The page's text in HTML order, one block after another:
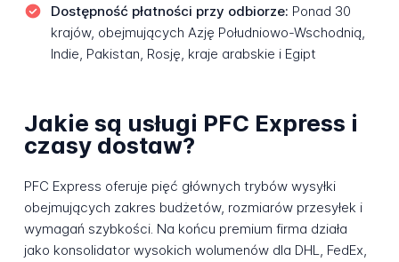
Dostępność płatności przy odbiorze: Ponad 30
krajów, obejmujących Azję Południowo-Wschodnią,
Indie, Pakistan, Rosję, kraje arabskie i Egipt
Jakie są usługi PFC Express i
czasy dostaw?
PFC Express oferuje pięć głównych trybów wysyłki
obejmujących zakres budżetów, rozmiarów przesyłek i
wymagań szybkości. Na końcu premium firma działa
jako konsolidator wysokich wolumenów dla DHL, FedEx,